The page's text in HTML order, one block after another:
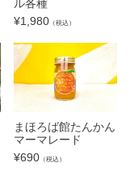
ル各種
¥1,980 （税込）
まほろば館たんかん
マーマレード
¥690 （税込）